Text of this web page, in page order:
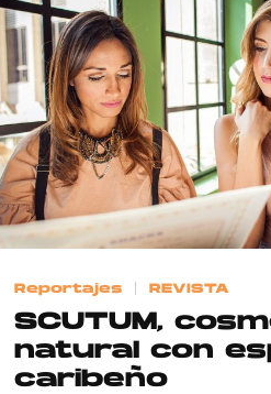
Reportajes REVISTA
SCUTUM,
natural con
caribeño